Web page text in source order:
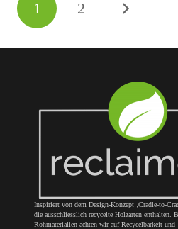
1 2
Inspiriert von dem Design-Konzept ‚Cradle-to-
die ausschliesslich recycelte Holzarten enthalten.
Rohmaterialien achten wir auf Recycelbarkeit